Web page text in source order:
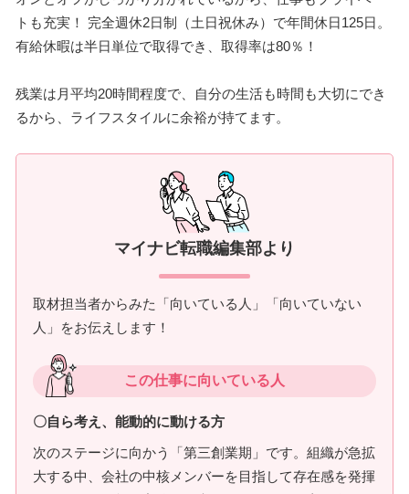
トも充実！ 完全週休2日制（土日祝休み）で年間休日125日。
有給休暇は半日単位で取得でき、取得率は80％！
残業は月平均20時間程度で、自分の生活も時間も大切にでき
るから、ライフスタイルに余裕が持てます。
マイナビ転職編集部より
取材担当者からみた「向いている人」「向いていない
人」をお伝えします！
この仕事に向いている人
〇自ら考え、能動的に動ける方
次のステージに向かう「第三創業期」です。組織が急拡
大する中、会社の中核メンバーを目指して存在感を発揮